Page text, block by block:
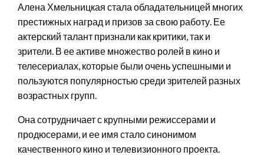
Алена Хмельницкая стала обладательницей многих
престижных наград и призов за свою работу. Ее
актерский талант признали как критики, так и
зрители. В ее активе множество ролей в кино и
телесериалах, которые были очень успешными и
пользуются популярностью среди зрителей разных
возрастных групп.
Она сотрудничает с крупными режиссерами и
продюсерами, и ее имя стало синонимом
качественного кино и телевизионного проекта.